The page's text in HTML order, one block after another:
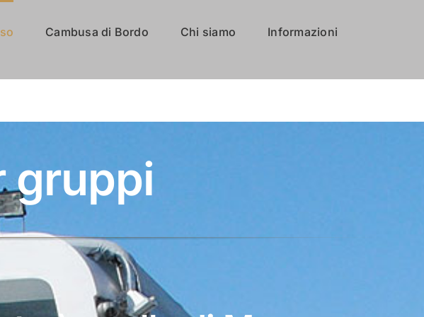
Cambusa di Bordo Chi siamo Informazioni
gruppi